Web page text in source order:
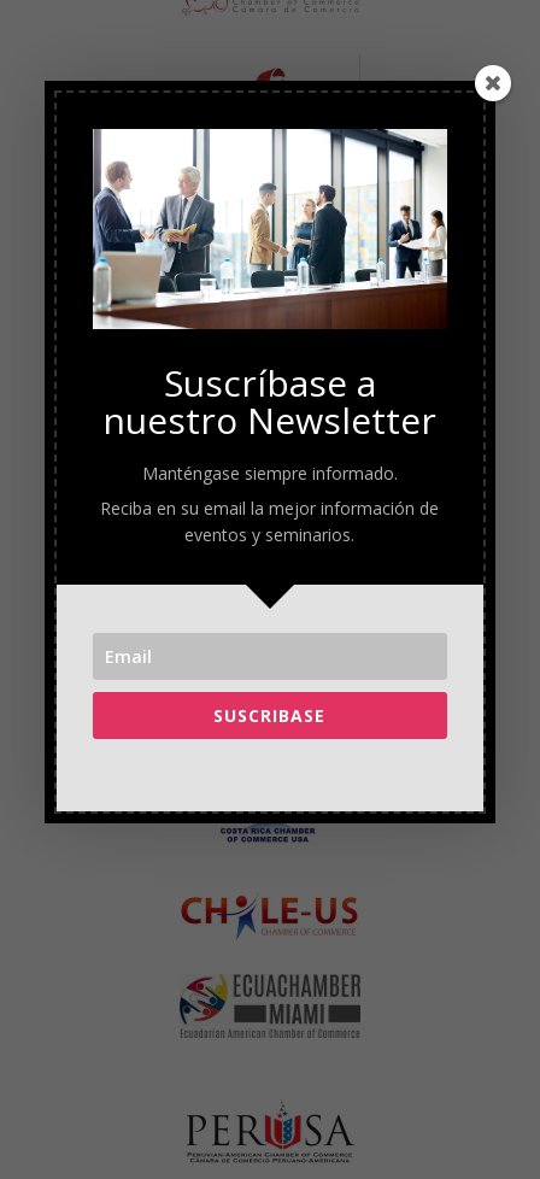
Suscríbase a
nuestro Newsletter
Manténgase siempre informado.
Reciba en su email la mejor información de
eventos y seminarios.
SUSCRIBASE